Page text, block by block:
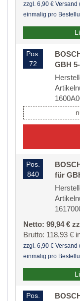
zzgl. 6,90 € Versand
einmalig pro
Pos.
72
GBH
Pos.
840
für
Netto: 99,94 €
Brutto: 118,93 €
zzgl. 6,90 € Versand
einmalig pro
Pos.